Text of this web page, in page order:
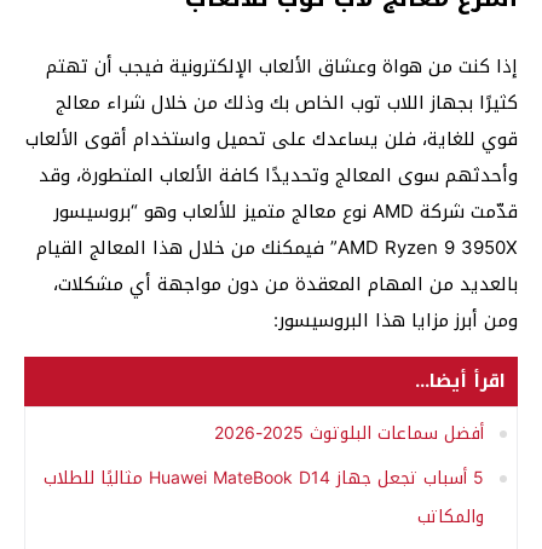
إذا كنت من هواة وعشاق الألعاب الإلكترونية فيجب أن تهتم
كثيرًا بجهاز اللاب توب الخاص بك وذلك من خلال شراء معالج
قوي للغاية، فلن يساعدك على تحميل واستخدام أقوى الألعاب
وأحدثهم سوى المعالج وتحديدًا كافة الألعاب المتطورة، وقد
قدّمت شركة AMD نوع معالج متميز للألعاب وهو “بروسيسور
AMD Ryzen 9 3950X” فيمكنك من خلال هذا المعالج القيام
بالعديد من المهام المعقدة من دون مواجهة أي مشكلات،
ومن أبرز مزايا هذا البروسيسور:
اقرأ أيضا...
أفضل سماعات البلوتوث 2025-2026
5 أسباب تجعل جهاز Huawei MateBook D14 مثاليًا للطلاب
والمكاتب